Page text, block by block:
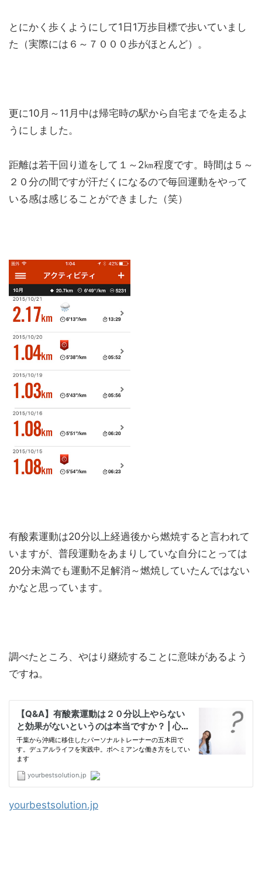
とにかく歩くようにして1日1万歩目標で歩いていまし
た（実際には６～７０００歩がほとんど）。
更に10月～11月中は帰宅時の駅から自宅までを走るよ
うにしました。
距離は若干回り道をして１～2㎞程度です。時間は５～
２０分の間ですが汗だくになるので毎回運動をやって
いる感は感じることができました（笑）
有酸素運動は20分以上経過後から燃焼すると言われて
いますが、普段運動をあまりしていな自分にとっては
20分未満でも運動不足解消～燃焼していたんではない
かなと思っています。
調べたところ、やはり継続することに意味があるよう
ですね。
yourbestsolution.jp